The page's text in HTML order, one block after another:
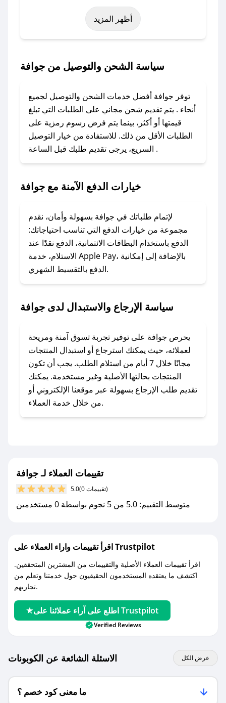
الأضحى، الجمعة البيضاء (شهر نوفمبر)، رمضان،
اليوم الوطني، يوم التأسيس، أو حتى عروض خاصة
باستخدام تطبيق صحصح، يمكنك العثور بسهولة على
تواصل معنا عبر تويتر أو البريد الإلكتروني لإضافته
بسرعة.
### كيفية استخدام كود خصم جوافة؟
1. انسخ كود الخصم من تطبيق صحصح.
2. الصقه في خانة الدفع عند التسوق من جوافة.
### ماذا أفعل إذا لم يعمل كود الخصم؟
الرسائل الخاصة على تويتر أو البريد الإلكتروني،
وسنقوم بحل المشكلة في أسرع وقت ممكن.
### ماذا أفعل إذا لم أجد كود خصم لمتجري
المفضل؟
في حال عدم توفر كوبونات لمتجرك المفضل، يمكنك
أسرع وقت ممكن.
### كيف تحصل على كوبونات خصم حصرية من
جوافة؟
للحصول على كوبونات وخصومات حصرية، قم بما
يلي:
- اضغط على أيقونة متابعة لمتجر جوافة في تطبيق
صحصح.
مع صحصح، تسوق بذكاء ووفّر على كل مشترياتك مع
أظهر المزيد
سياسة الشحن والتوصيل من جوافة
توفر جوافة أفضل خدمات الشحن والتوصيل لجميع
أنحاء . يتم تقديم شحن مجاني على الطلبات التي تبلغ
قيمتها أو أكثر، بينما يتم فرض رسوم رمزية على
الطلبات الأقل من ذلك. للاستفادة من خيار التوصيل
السريع، يرجى تقديم طلبك قبل الساعة .
خيارات الدفع الآمنة مع جوافة
لإتمام طلباتك في جوافة بسهولة وأمان، نقدم
مجموعة من خيارات الدفع التي تناسب احتياجاتك:
الدفع باستخدام البطاقات الائتمانية، الدفع نقدًا عند
الاستلام، خدمة Apple Pay، بالإضافة إلى إمكانية
الدفع بالتقسيط الشهري.
سياسة الإرجاع والاستبدال لدى جوافة
يحرص جوافة على توفير تجربة تسوق آمنة ومريحة
لعملائه، حيث يمكنك استرجاع أو استبدال المنتجات
مجانًا خلال 7 أيام من استلام الطلب. يجب أن تكون
المنتجات بحالتها الأصلية وغير مستخدمة. يمكنك
تقديم طلب الإرجاع بسهولة عبر موقعنا الإلكتروني أو
من خلال خدمة العملاء.
تقييمات العملاء لـ جوافة
5.0 (0 تقييمات)
متوسط التقييم: 5.0 من 5 نجوم بواسطة 0 مستخدمين
اقرأ تقييمات واراء العملاء على Trustpilot
اقرأ تقييمات العملاء الأصلية والتقييمات من المشترين المتحققين.
اكتشف ما يعتقده المستخدمون الحقيقيون حول خدمتنا وتعلم من
تجاربهم.
اطلع على آراء عملائنا على Trustpilot
Verified Reviews
الاسئلة الشائعة عن الكوبونات عرض الكل
ما معنى كود خصم ؟